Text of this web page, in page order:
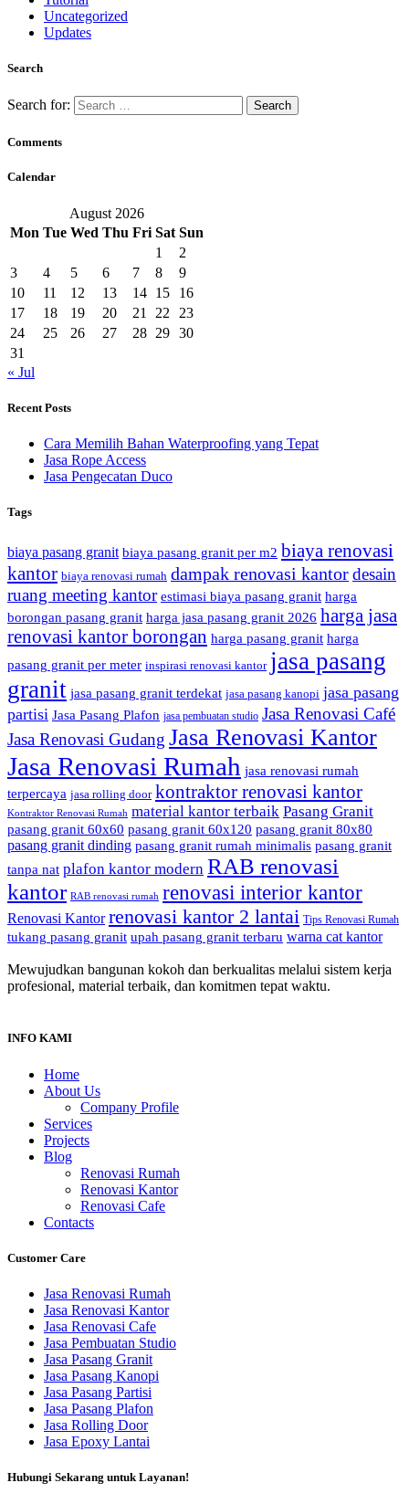
Uncategorized
Updates
Search
Search for:
Comments
Calendar
August 2026
Mon Tue Wed Thu Fri Sat Sun
1
2
3
4 5 6 7 8
9
10
11 12 13 14 15
16
17
18 19 20 21 22
23
24
25 26 27 28 29 30
31
« Jul
Recent Posts
Cara Memilih Bahan Waterproofing yang Tepat
Jasa Rope Access
Jasa Pengecatan Duco
Tags
biaya pasang granit biaya pasang granit per m2 biaya renovasi
kantor biaya renovasi rumah dampak renovasi kantordesain
ruang meeting kantor estimasi biaya pasang granit harga
borongan pasang granit harga jasa pasang granit 2026 harga jasa
renovasi kantor borongan harga pasang granit harga
pasang granit per meter inspirasi renovasi kantor jasa pasang
granit jasa pasang granit terdekat jasa pasang kanopi jasa pasang
partisi Jasa Pasang Plafon jasa pembuatan studio Jasa Renovasi Café
Jasa Renovasi Gudang Jasa Renovasi Kantor
Jasa Renovasi Rumah jasa renovasi rumah
terpercaya jasa rolling door kontraktor renovasi kantor
Kontraktor Renovasi Rumah material kantor terbaik Pasang Granit
pasang granit 60x60 pasang granit 60x120 pasang granit 80x80
pasang granit dinding pasang granit rumah minimalis pasang granit
tanpa nat plafon kantor modern RAB renovasi
kantor RAB renovasi rumah renovasi interior kantor
Renovasi Kantor renovasi kantor 2 lantai Tips Renovasi Rumah
tukang pasang granit upah pasang granit terbaru warna cat kantor
Mewujudkan bangunan kokoh dan berkualitas melalui sistem kerja
profesional, material terbaik, dan komitmen tepat waktu.
INFO KAMI
Home
About Us
Company Profile
Services
Projects
Blog
Renovasi Rumah
Renovasi Kantor
Renovasi Cafe
Contacts
Customer Care
Jasa Renovasi Rumah
Jasa Renovasi Kantor
Jasa Renovasi Cafe
Jasa Pembuatan Studio
Jasa Pasang Granit
Jasa Pasang Kanopi
Jasa Pasang Partisi
Jasa Pasang Plafon
Jasa Rolling Door
Jasa Epoxy Lantai
Hubungi Sekarang untuk Layanan!